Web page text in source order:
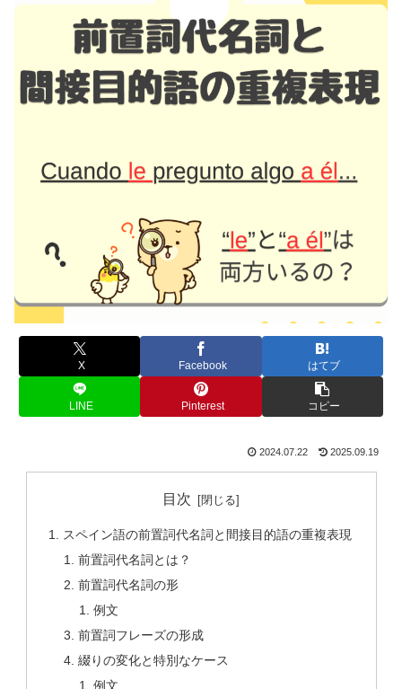
X Facebook はてブ
LINE Pinterest コピー
2024.07.22 2025.09.19
目次
スペイン語の前置詞代名詞と間接目的語の重複表現
前置詞代名詞とは？
前置詞代名詞の形
例文
前置詞フレーズの形成
綴りの変化と特別なケース
例文